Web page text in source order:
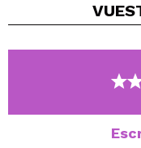
Masajeando tu
estrés, ideal para
Su práctico
masajear las zonas
ojos, nariz, barbilla,